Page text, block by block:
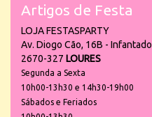
Artigos de Festa
LOJA FESTASPARTY
Av. Diogo Cão, 16B - Infantado
2670-327 LOURES
Segunda a Sexta
10h00-13h30 e 14h30-19h00
Sábados e Feriados